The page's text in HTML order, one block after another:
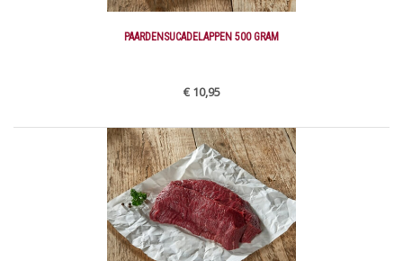
PAARDENSUCADELAPPEN 500 GRAM
€ 10,95